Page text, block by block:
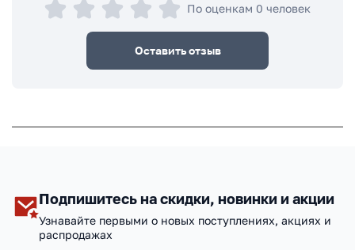
По оценкам 0 человек
Оставить отзыв
Подпишитесь на скидки, новинки и акции
Узнавайте первыми о новых поступлениях, акциях и
распродажах